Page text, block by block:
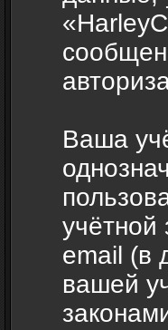
Ваша
email (в
вашей